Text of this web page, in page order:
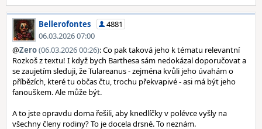
Bellerofontes
4881
06.03.2026 07:00
@Zero(06.03.2026 00:26): Co pak taková jeho k tématu relevantní
Rozkoš z textu! I když bych Barthesa sám nedokázal doporučovat a
se zaujetím sleduji, že Tulareanus - zejména kvůli jeho úvahám o
příbězích, které tu občas čtu, trochu překvapivé - asi má být jeho
fanouškem. Ale může být.
A to jste opravdu doma řešili, aby knedlíčky v polévce vyšly na
všechny členy rodiny? To je docela drsné. To neznám.